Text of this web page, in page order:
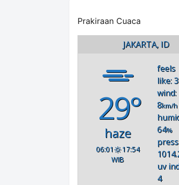
Prakiraan Cuaca
JAKARTA, ID
29°
haze
06:01
17:54
WIB
feels
like:
wind:
8km/h
64%
uv
4